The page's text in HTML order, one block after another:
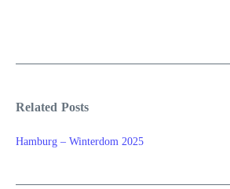
Related Posts
Hamburg – Winterdom 2025